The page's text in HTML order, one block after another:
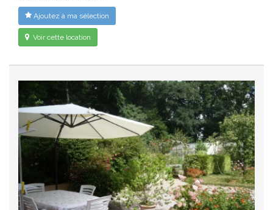
Ajoutez à ma sélection
Voir cette location